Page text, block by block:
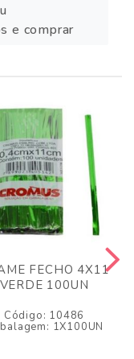
e comprar
FECHO 4X11
VERDE 100UN
Código: 10486
1X100UN